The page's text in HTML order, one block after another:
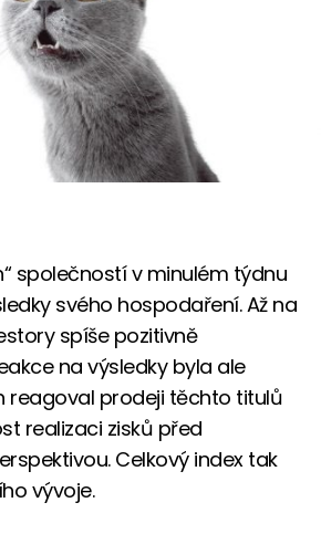
společností v minulém týdnu
svého hospodaření. Až na
spíše pozitivně
na výsledky byla ale
reagoval prodeji těchto titulů
realizaci zisků před
Celkový index tak
vývoje.